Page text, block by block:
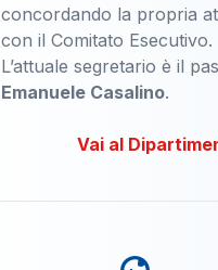
concordando la propria
con il Comitato Esecutivo.
L’attuale segretario è il
Emanuele Casalino.
Vai al